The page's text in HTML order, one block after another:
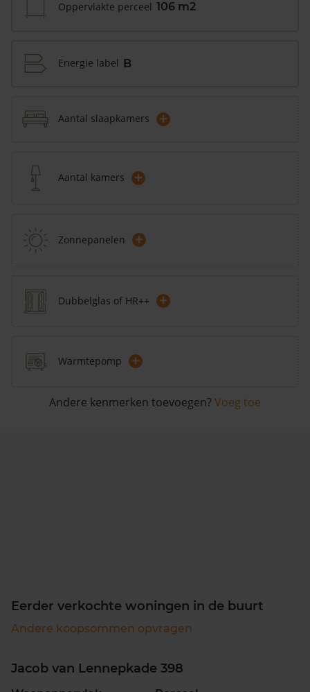
Oppervlakte perceel 106 m2
Energie label B
Aantal slaapkamers +
Aantal kamers +
Zonnepanelen +
Dubbelglas of HR++ +
Warmtepomp +
Andere kenmerken toevoegen? Voeg toe
Eerder verkochte woningen in de buurt
Andere koopsommen opvragen
Jacob van Lennepkade 398